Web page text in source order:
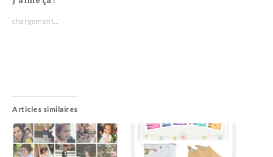
chargement…
Articles similaires